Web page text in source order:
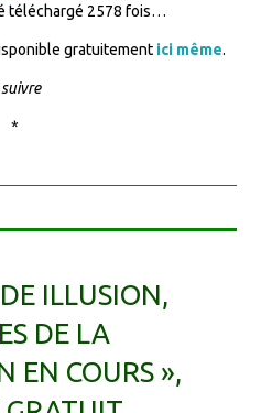
téléchargé 2578 fois…
gratuitement ici même.
*
ILLUSION,
DE LA
EN COURS »,